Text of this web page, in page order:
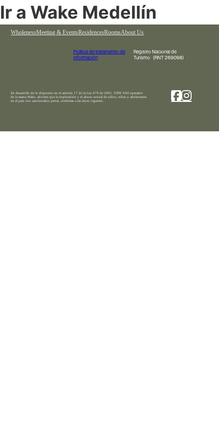
Ir a Wake Medellín
WholenessMeeting & EventsResidencesRoomsAbout Us
Política de tratamiento de
información
Registro Nacional de
Turismo (RNT 269098)
En desarrollo de lo dispuesto en el articulo 17 de la Ley 679 de 2001. STAY SAS operador
de la marca Wake, advierte que la explotación y el abuso sexual de niños, niñas y adolecentes
en el país son sancionados penal, conforme a las leyes vigentes.